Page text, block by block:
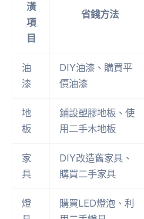
潢
項
目
省錢方法
油
漆
DIY油漆、購買平
價油漆
地
板
鋪設塑膠地板、使
用二手木地板
家
具
DIY改造舊家具、
購買二手家具
燈
購買LED燈泡、利